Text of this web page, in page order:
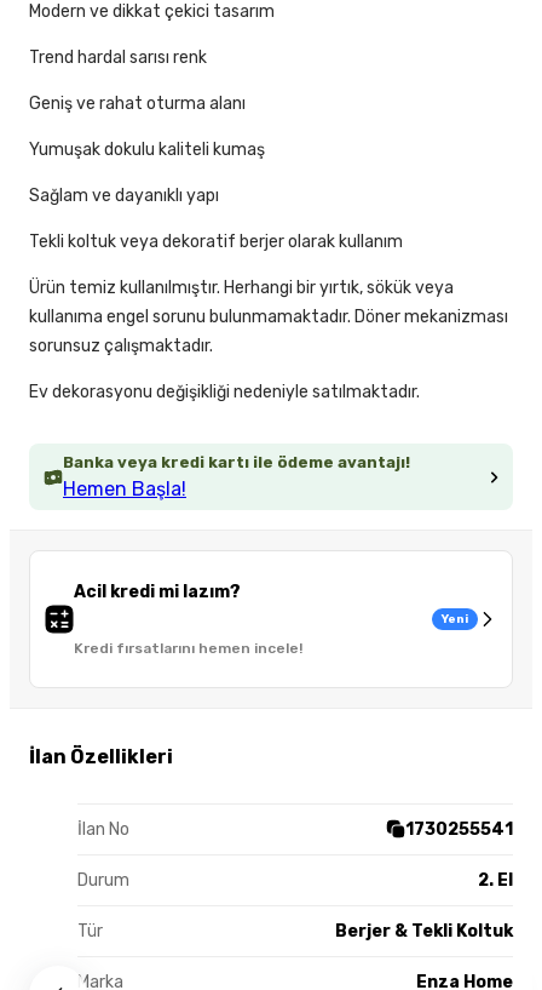
Banka veya kredi kartı ile ödeme avantajı!
Hemen Başla!
Acil kredi mi lazım?
Kredi fırsatlarını hemen incele!
Yeni
İlan Özellikleri
İlan No 1730255541
Durum 2. El
Tür Berjer & Tekli Koltuk
Marka Enza Home
Modern ve dikkat çekici tasarım
Trend hardal sarısı renk
Geniş ve rahat oturma alanı
Yumuşak dokulu kaliteli kumaş
Sağlam ve dayanıklı yapı
Tekli koltuk veya dekoratif berjer olarak kullanım
Ürün temiz kullanılmıştır. Herhangi bir yırtık, sökük veya
kullanıma engel sorunu bulunmamaktadır. Döner mekanizması
sorunsuz çalışmaktadır.
Ev dekorasyonu değişikliği nedeniyle satılmaktadır.